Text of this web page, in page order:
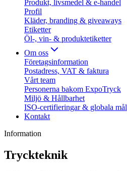
Produkt, livsmedel & e-handel
Profil
Kläder, branding & giveaways
Etiketter
Öl-, vin- & produktetiketter
Om oss
Företagsinformation
Postadress, VAT & faktura
Vårt team
Personerna bakom ExpoTryck
Miljö & Hållbarhet
ISO-certifieringar & globala mål
Kontakt
Information
Tryckteknik